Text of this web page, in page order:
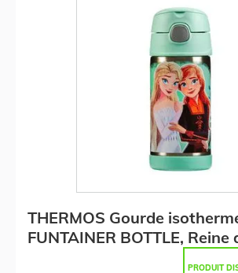
THERMOS Gourde
FUNTAINER BOTTLE, Reine
PRODUIT